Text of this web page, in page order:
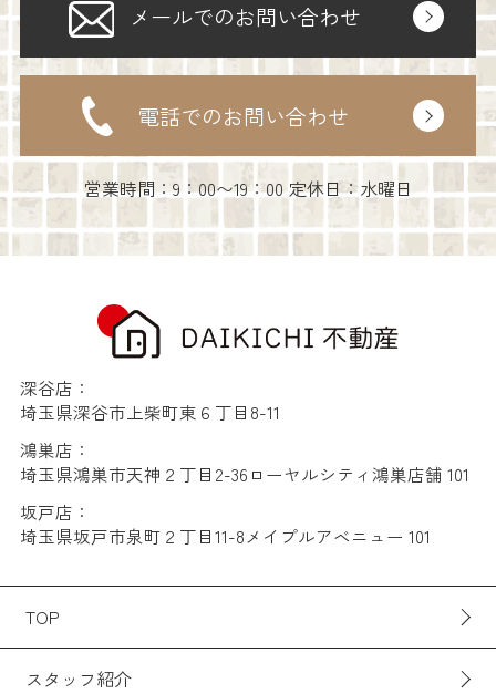
メールでのお問い合わせ
電話でのお問い合わせ
営業時間：9：00〜19：00 定休日：水曜日
深谷店：
埼玉県深谷市上柴町東６丁目8-11
鴻巣店：
埼玉県鴻巣市天神２丁目2-36ローヤルシティ鴻巣店舗 101
坂戸店：
埼玉県坂戸市泉町２丁目11-8メイプルアベニュー 101
TOP
スタッフ紹介